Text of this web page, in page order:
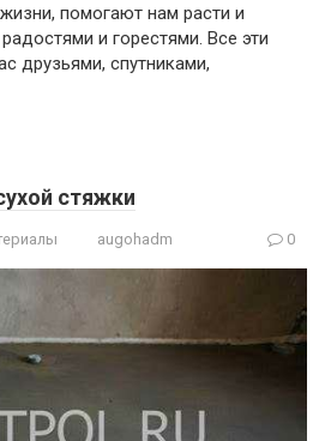
помогают нам расти и
и горестями. Все эти
друзьями, спутниками,
стяжки
augohadm 0